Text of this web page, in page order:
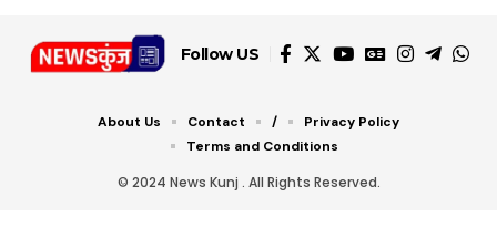
Follow US
© 2024 News Kunj . All Rights Reserved.
About Us Contact /
Privacy Policy
Terms and Conditions